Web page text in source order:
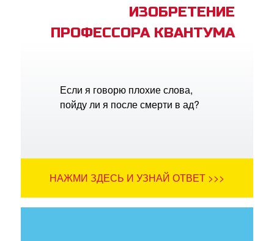
ИЗОБРЕТЕНИЕ
ПРОФЕССОРА КВАНТУМА
Если я говорю плохие слова,
пойду ли я после смерти в ад?
НАЖМИ ЗДЕСЬ И УЗНАЙ ОТВЕТ >>>